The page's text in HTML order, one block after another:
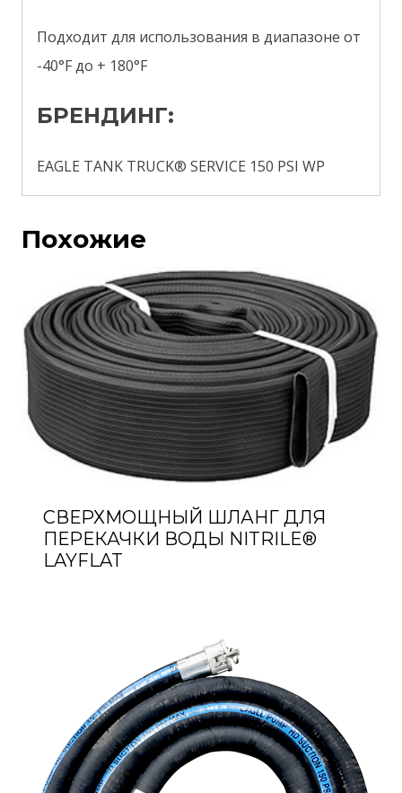
Подходит для использования в диапазоне от
-40°F до + 180°F
БРЕНДИНГ:
EAGLE TANK TRUCK® SERVICE 150 PSI WP
Похожие
СВЕРХМОЩНЫЙ ШЛАНГ ДЛЯ
ПЕРЕКАЧКИ ВОДЫ NITRILE®
LAYFLAT